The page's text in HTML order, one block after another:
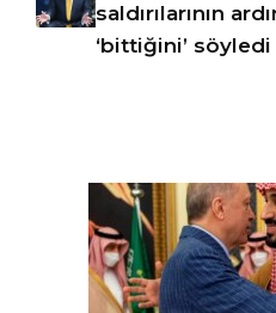
saldırılarının
‘bittiğini’ söyledi